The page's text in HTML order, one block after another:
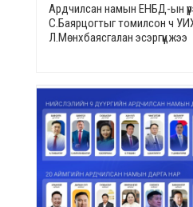
Ардчилсан намын ЕНБД-ын
С.Баярцогтыг томилсон ч
Л.Мөнхбаясгалан эсэргүүцжээ